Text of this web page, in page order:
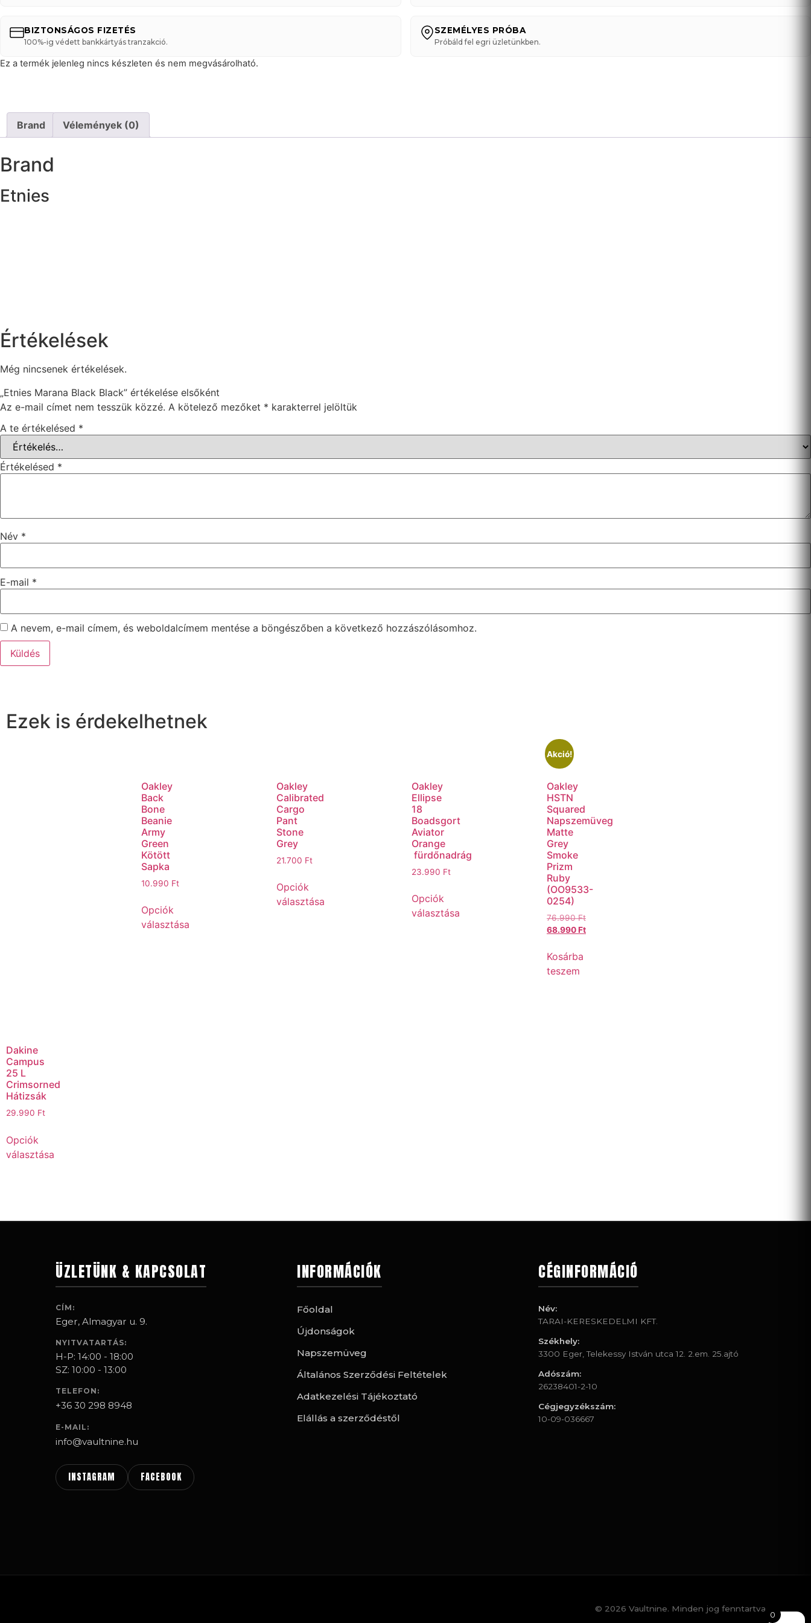
BIZTONSÁGOS FIZETÉS
100%-ig védett bankkártyás tranzakció.
SZEMÉLYES PRÓBA
Próbáld fel egri üzletünkben.
Ez a termék jelenleg nincs készleten és nem megvásárolható.
Brand Vélemények (0)
Brand
Etnies
Értékelések
Még nincsenek értékelések.
„Etnies Marana Black Black” értékelése elsőként
Az e-mail címet nem tesszük közzé. A kötelező mezőket * karakterrel jelöltük
A te értékelésed *
Értékelésed *
Név *
E-mail *
A nevem, e-mail címem, és weboldalcímem mentése a böngészőben a következő hozzászólásomhoz.
Ezek is érdekelhetnek
Oakley
Back
Bone
Beanie
Army
Green
Kötött
Sapka
10.990 Ft
Opciók
választása
Oakley
Calibrated
Cargo
Pant
Stone
Grey
21.700 Ft
Opciók
választása
Oakley
Ellipse
18
Boadsgort
Aviator
Orange
fürdőnadrág
23.990 Ft
Opciók
választása
Akció!
Oakley
HSTN
Squared
Napszemüveg
Matte
Grey
Smoke
Prizm
Ruby
(OO9533-
0254)
76.990Ft
68.990Ft
Kosárba
teszem
Dakine
Campus
25 L
Crimsorned
Hátizsák
29.990 Ft
Opciók
választása
ÜZLETÜNK & KAPCSOLAT
CÍM:
Eger, Almagyar u. 9.
NYITVATARTÁS:
H-P: 14:00 - 18:00
SZ: 10:00 - 13:00
TELEFON:
+36 30 298 8948
E-MAIL:
info@vaultnine.hu
INSTAGRAM FACEBOOK
INFORMÁCIÓK
Főoldal
Újdonságok
Napszemüveg
Általános Szerződési Feltételek
Adatkezelési Tájékoztató
Elállás a szerződéstől
CÉGINFORMÁCIÓ
Név:
TARAI-KERESKEDELMI KFT.
Székhely:
3300 Eger, Telekessy István utca 12. 2.em. 25.ajtó
Adószám:
26238401-2-10
Cégjegyzékszám:
10-09-036667
© 2026 Vaultnine. Minden jog fenntartva.
0